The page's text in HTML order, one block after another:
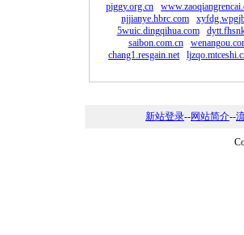
piggy.org.cn
njjianye.hbrc.com
5wuic.dingqihua.com
saibon.com.cn
chang1.resgain.net
新站登录--网站简介--